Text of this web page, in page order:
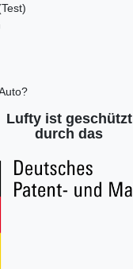
Lufty ist geschützt
durch das